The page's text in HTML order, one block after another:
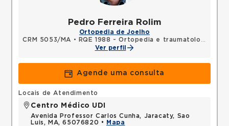
Pedro Ferreira Rolim
Ortopedia de Joelho
CRM 5053/MA •
RQE 1988 - Ortopedia e traumatologia
Ver perfil
Agende uma consulta
Locais de Atendimento
Centro Médico UDI
Avenida Professor Carlos Cunha, Jaracaty, Sao
Luis, MA, 65076820 •
Mapa